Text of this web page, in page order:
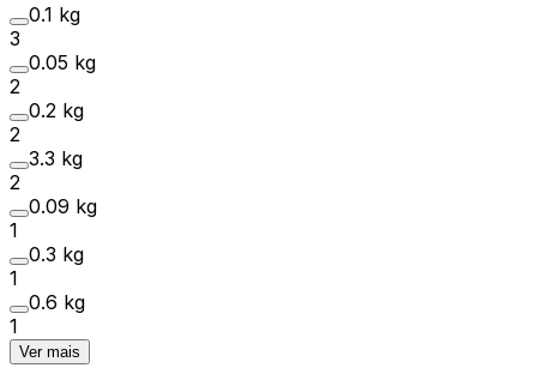
0.1 kg
3
0.05 kg
2
0.2 kg
2
3.3 kg
2
0.09 kg
1
0.3 kg
1
0.6 kg
1
Ver mais